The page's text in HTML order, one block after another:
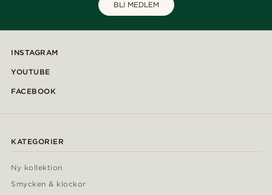
BLI MEDLEM
INSTAGRAM
YOUTUBE
FACEBOOK
KATEGORIER
Ny kollektion
Smycken & klockor